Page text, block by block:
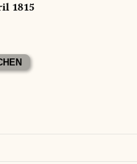
1815